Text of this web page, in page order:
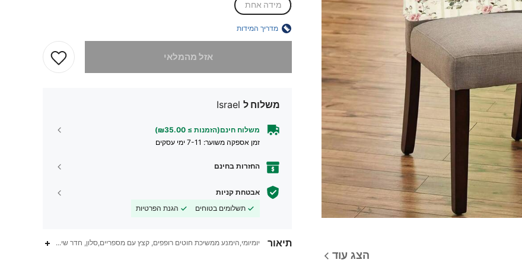
הצג עוד
מידה אחת
מדריך המידות
אזל מהמלאי
משלוח ל Israel
משלוח חינם(הזמנות ≥ ₪35.00)
זמן אספקה ​​משוער: 7-11 ימי עסקים
החזרות בחינם
אבטחת קניות
תשלומים בטוחים
הגנת הפרטיות
תיאור יומיומי,הימנע ממשיכת חוטים רופפים, קצץ עם מספריים,סלון, חדר שינה, פינת אוכל,